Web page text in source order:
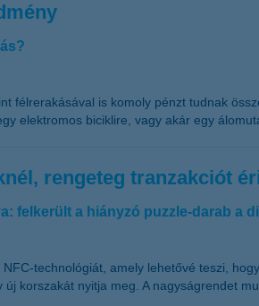
félrerakásával is komoly pénzt tudnak
elektromos biciklire, vagy akár egy
rengeteg tranzakciót
felkerült a hiányzó puzzle-darab a
technológiát, amely lehetővé teszi,
korszakát nyitja meg. A nagyságrendet